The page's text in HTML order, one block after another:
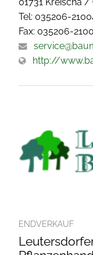
Tel: 035206-
Fax: 035206-
http://
ENDVERKAUF